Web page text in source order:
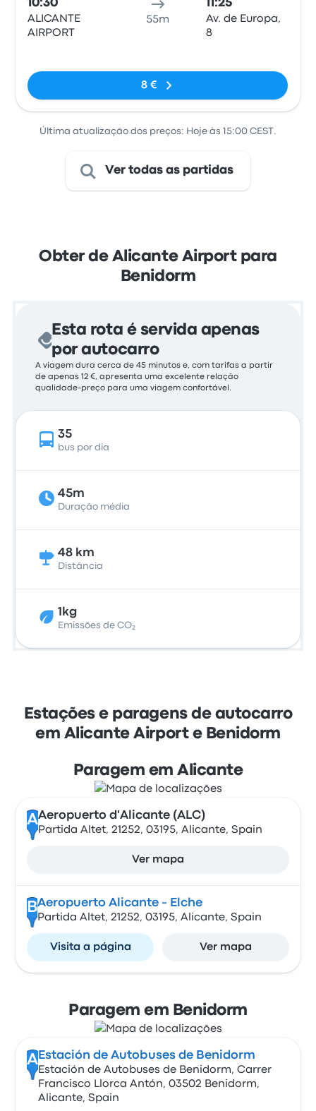
10:30
ALICANTE
AIRPORT
55m
11:25
Av. de Europa,
8
8 €
Última atualização dos preços: Hoje às 15:00 CEST.
Ver todas as partidas
Obter de Alicante Airport para
Benidorm
Esta rota é servida apenas
por autocarro
A viagem dura cerca de 45 minutos e, com tarifas a partir
de apenas 12 €, apresenta uma excelente relação
qualidade-preço para uma viagem confortável.
35
bus por dia
45m
Duração média
48 km
Distância
1kg
Emissões de CO₂
Estações e paragens de autocarro
em Alicante Airport e Benidorm
Paragem em Alicante
AAeropuerto d'Alicante (ALC)
Partida Altet, 21252, 03195, Alicante, Spain
Ver mapa
BAeropuerto Alicante - Elche
Partida Altet, 21252, 03195, Alicante, Spain
Visita a página Ver mapa
Paragem em Benidorm
A Estación de Autobuses de Benidorm
Estación de Autobuses de Benidorm, Carrer
Francisco Llorca Antón, 03502 Benidorm,
Alicante, Spain